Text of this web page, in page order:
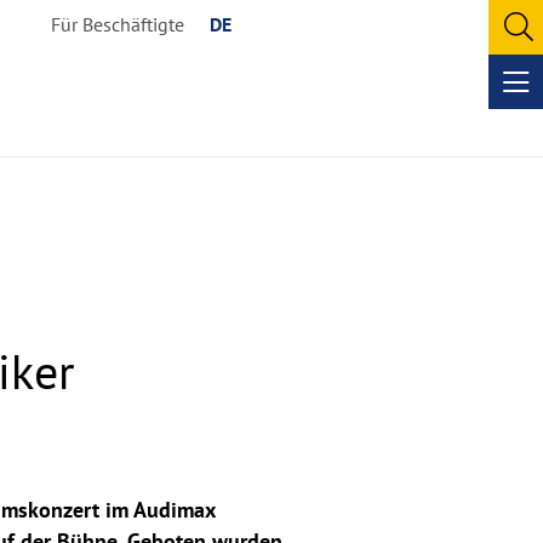
Für Beschäftigte DE
im Audimax